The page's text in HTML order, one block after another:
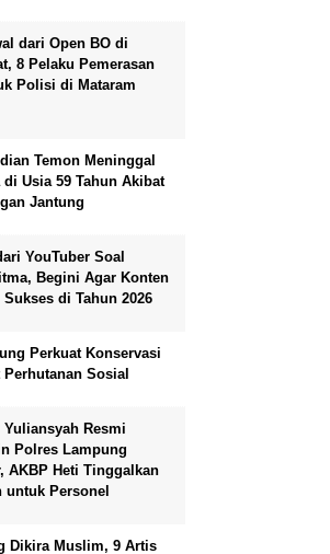
dari Open BO di
8 Pelaku Pemerasan
Polisi di Mataram
Temon Meninggal
di Usia 59 Tahun Akibat
Jantung
YouTuber Soal
Begini Agar Konten
Sukses di Tahun 2026
Perkuat Konservasi
Perhutanan Sosial
Yuliansyah Resmi
Polres Lampung
AKBP Heti Tinggalkan
untuk Personel
Dikira Muslim, 9 Artis